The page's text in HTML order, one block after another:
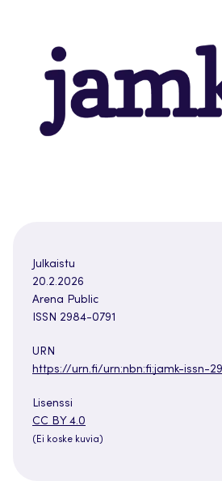
Julkaistu
20.2.2026
Arena Public
ISSN 2984-0791
URN
https://urn.fi/urn:nbn:fi:jamk-issn-
Lisenssi
CC BY 4.0
uuteen
(Ei koske kuvia)